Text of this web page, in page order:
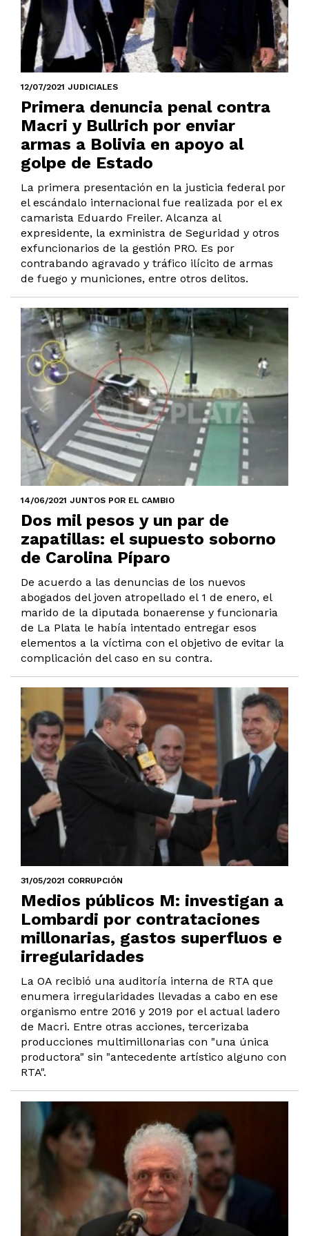
12/07/2021 JUDICIALES
Primera denuncia penal contra
Macri y Bullrich por enviar
armas a Bolivia en apoyo al
golpe de Estado
La primera presentación en la justicia federal por
el escándalo internacional fue realizada por el ex
camarista Eduardo Freiler. Alcanza al
expresidente, la exministra de Seguridad y otros
exfuncionarios de la gestión PRO. Es por
contrabando agravado y tráfico ilícito de armas
de fuego y municiones, entre otros delitos.
14/06/2021 JUNTOS POR EL CAMBIO
Dos mil pesos y un par de
zapatillas: el supuesto soborno
de Carolina Píparo
De acuerdo a las denuncias de los nuevos
abogados del joven atropellado el 1 de enero, el
marido de la diputada bonaerense y funcionaria
de La Plata le había intentado entregar esos
elementos a la víctima con el objetivo de evitar la
complicación del caso en su contra.
31/05/2021 CORRUPCIÓN
Medios públicos M: investigan a
Lombardi por contrataciones
millonarias, gastos superfluos e
irregularidades
La OA recibió una auditoría interna de RTA que
enumera irregularidades llevadas a cabo en ese
organismo entre 2016 y 2019 por el actual ladero
de Macri. Entre otras acciones, tercerizaba
producciones multimillonarias con "una única
productora" sin "antecedente artístico alguno con
RTA".